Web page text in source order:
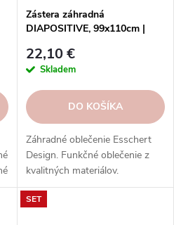
a
Zástera záhradná
DIAPOSITIVE, 99x110cm |
22,10 €
Skladem
DO KOŠÍKA
Záhradné oblečenie Esschert
Design. Funkčné oblečenie z
kvalitných materiálov.
Objednajte si v našom e-shope
a užívajte si záhradkárčenie
SET